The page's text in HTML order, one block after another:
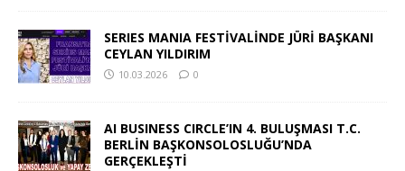
SERIES MANIA FESTİVALİNDE JÜRİ BAŞKANI
CEYLAN YILDIRIM
10.03.2026 0
AI BUSINESS CIRCLE’IN 4. BULUŞMASI T.C.
BERLİN BAŞKONSOLOSLUĞU’NDA
GERÇEKLEŞTİ